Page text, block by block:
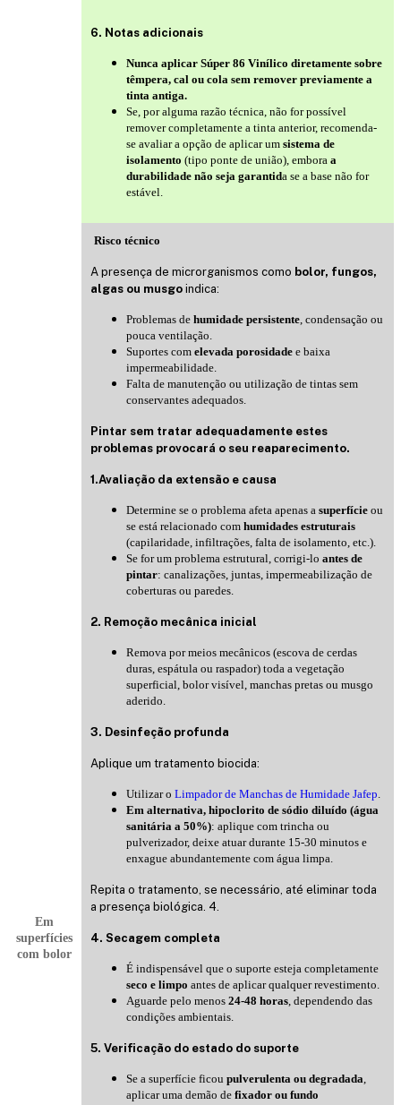
6. Notas adicionais
Nunca aplicar Súper 86 Vinílico diretamente sobre
têmpera, cal ou cola sem remover previamente a
tinta antiga.
Se, por alguma razão técnica, não for possível
remover completamente a tinta anterior, recomenda-
se avaliar a opção de aplicar um sistema de
isolamento (tipo ponte de união), embora a
durabilidade não seja garantida se a base não for
estável.
Em
superfícies
com bolor
Risco técnico
A presença de microrganismos como bolor, fungos,
algas ou musgo indica:
Problemas de humidade persistente, condensação ou
pouca ventilação.
Suportes com elevada porosidade e baixa
impermeabilidade.
Falta de manutenção ou utilização de tintas sem
conservantes adequados.
Pintar sem tratar adequadamente estes
problemas provocará o seu reaparecimento.
1.Avaliação da extensão e causa
Determine se o problema afeta apenas a superfície ou
se está relacionado com humidades estruturais
(capilaridade, infiltrações, falta de isolamento, etc.).
Se for um problema estrutural, corrigi-lo antes de
pintar: canalizações, juntas, impermeabilização de
coberturas ou paredes.
2. Remoção mecânica inicial
Remova por meios mecânicos (escova de cerdas
duras, espátula ou raspador) toda a vegetação
superficial, bolor visível, manchas pretas ou musgo
aderido.
3. Desinfeção profunda
Aplique um tratamento biocida:
Utilizar o Limpador de Manchas de Humidade Jafep.
Em alternativa, hipoclorito de sódio diluído (água
sanitária a 50%): aplique com trincha ou
pulverizador, deixe atuar durante 15-30 minutos e
enxague abundantemente com água limpa.
Repita o tratamento, se necessário, até eliminar toda
a presença biológica. 4.
4. Secagem completa
É indispensável que o suporte esteja completamente
seco e limpo antes de aplicar qualquer revestimento.
Aguarde pelo menos 24-48 horas, dependendo das
condições ambientais.
5. Verificação do estado do suporte
Se a superfície ficou pulverulenta ou degradada,
aplicar uma demão de fixador ou fundo